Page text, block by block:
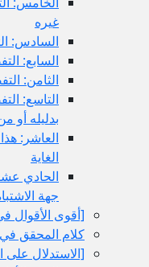
غيره
السادس:
السابع:
الثامن:
التاسع:
بدليله أو
العاشر:
الغاية
الحادي
جهة
[أقوى الأقوال
كلام المحقق
[الاستدلال على